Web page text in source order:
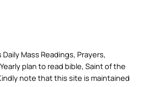
Mass Readings, Prayers,
plan to read bible, Saint of the
note that this site is maintained